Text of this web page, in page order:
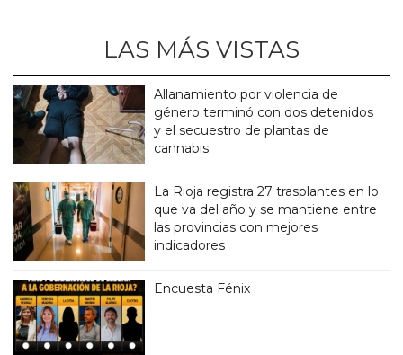
LAS MÁS VISTAS
Allanamiento por violencia de
género terminó con dos detenidos
y el secuestro de plantas de
cannabis
La Rioja registra 27 trasplantes en lo
que va del año y se mantiene entre
las provincias con mejores
indicadores
Encuesta Fénix